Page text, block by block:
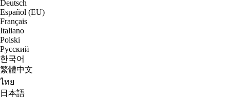
Deutsch
Español (EU)
Français
Italiano
Polski
Русский
한국어
繁體中文
ไทย
日本語